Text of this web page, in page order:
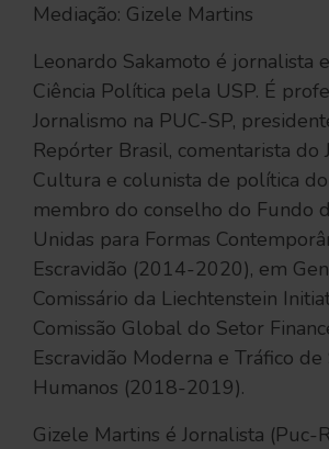
Mediação: Gizele Martins
Leonardo Sakamoto é jornalista
Ciência Política pela USP. É
Jornalismo na PUC-SP,
Repórter Brasil, comentarista do
Cultura e colunista de política do
membro do conselho do Fundo
Unidas para Formas
Escravidão (2014-2020), em
Comissário da Liechtenstein
Comissão Global do Setor
Escravidão Moderna e Tráfico de
Humanos (2018-2019).
Gizele Martins é Jornalista (Puc-